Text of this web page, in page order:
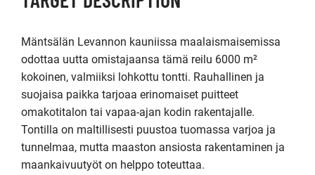
Mäntsälän Levannon kauniissa maalaismaisemissa
odottaa uutta omistajaansa tämä reilu 6000 m²
kokoinen, valmiiksi lohkottu tontti. Rauhallinen ja
suojaisa paikka tarjoaa erinomaiset puitteet
omakotitalon tai vapaa-ajan kodin rakentajalle.
Tontilla on maltillisesti puustoa tuomassa varjoa ja
tunnelmaa, mutta maaston ansiosta rakentaminen ja
maankaivuutyöt on helppo toteuttaa.